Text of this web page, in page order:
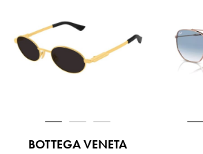
BOTTEGA VENETA